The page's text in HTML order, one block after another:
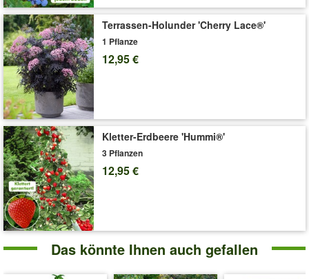
Terrassen-Holunder 'Cherry Lace®'
1 Pflanze
12,95 €
Kletter-Erdbeere 'Hummi®'
3 Pflanzen
12,95 €
Das könnte Ihnen auch gefallen